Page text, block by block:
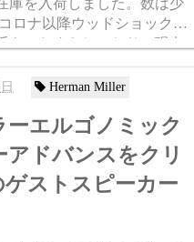
庫を入荷しました。数は少
ロナ以降ウッドショックや
をひたすらしており、現在
は未定な状況が続く製品で
Herman Miller
エルゴノミック
アドバンスをクリ
ゲストスピーカー